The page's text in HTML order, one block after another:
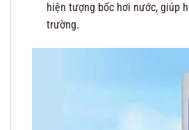
hiện tượng bốc hơi nước, giúp
trường.